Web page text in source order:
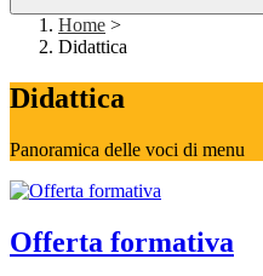
Home >
Didattica
Didattica
Panoramica delle voci di menu
Offerta formativa